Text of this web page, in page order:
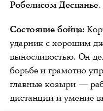
Робелисом Деспанье.
Состояние бойца:
ударник с хорошим
выносливостью. Он
борьбе и грамотно
главные козыри —
дистанции и умение